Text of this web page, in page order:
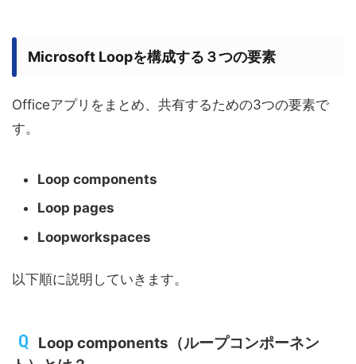
Microsoft Loopを構成する３つの要素
Officeアプリをまとめ、共有するための3つの要素で
す。
Loop components
Loop pages
Loopworkspaces
以下順に説明していきます。
Loop components（ループコンポーネン